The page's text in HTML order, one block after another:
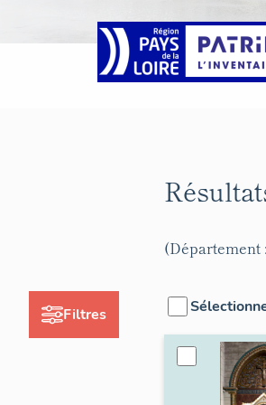
Filtres
(Département